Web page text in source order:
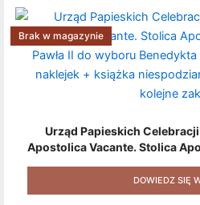
Urząd Papieskich
Apostolica Vacante. Stolica
Pawła II Do Wyboru
Naklejek + Książka
Kolejne
Brak w magazynie
DOWIEDZ SIĘ